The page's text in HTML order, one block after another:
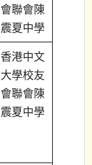
會聯會陳
震夏中學
香港中文
大學校友
會聯會陳
震夏中學